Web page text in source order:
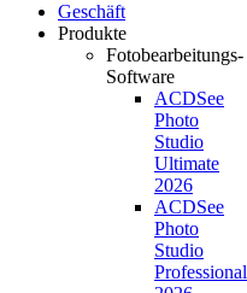
Geschäft
Produkte
Fotobearbeitungs-
Software
ACDSee
Photo
Studio
Ultimate
2026
ACDSee
Photo
Studio
Professional